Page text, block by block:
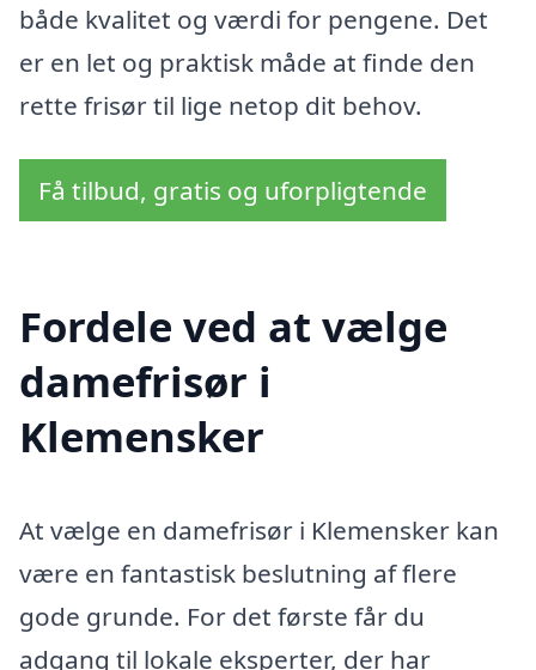
både kvalitet og værdi for pengene. Det
er en let og praktisk måde at finde den
rette frisør til lige netop dit behov.
Få tilbud, gratis og uforpligtende
Fordele ved at vælge
damefrisør i
Klemensker
At vælge en damefrisør i Klemensker kan
være en fantastisk beslutning af flere
gode grunde. For det første får du
adgang til lokale eksperter, der har